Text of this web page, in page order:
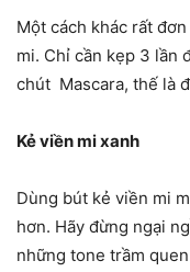
Một cách khác rất
mi. Chỉ cần kẹp 3 lần
chút Mascara, thế là
Kẻ viền mi xanh
Dùng bút kẻ viền mi
hơn. Hãy đừng ngại
những tone trầm